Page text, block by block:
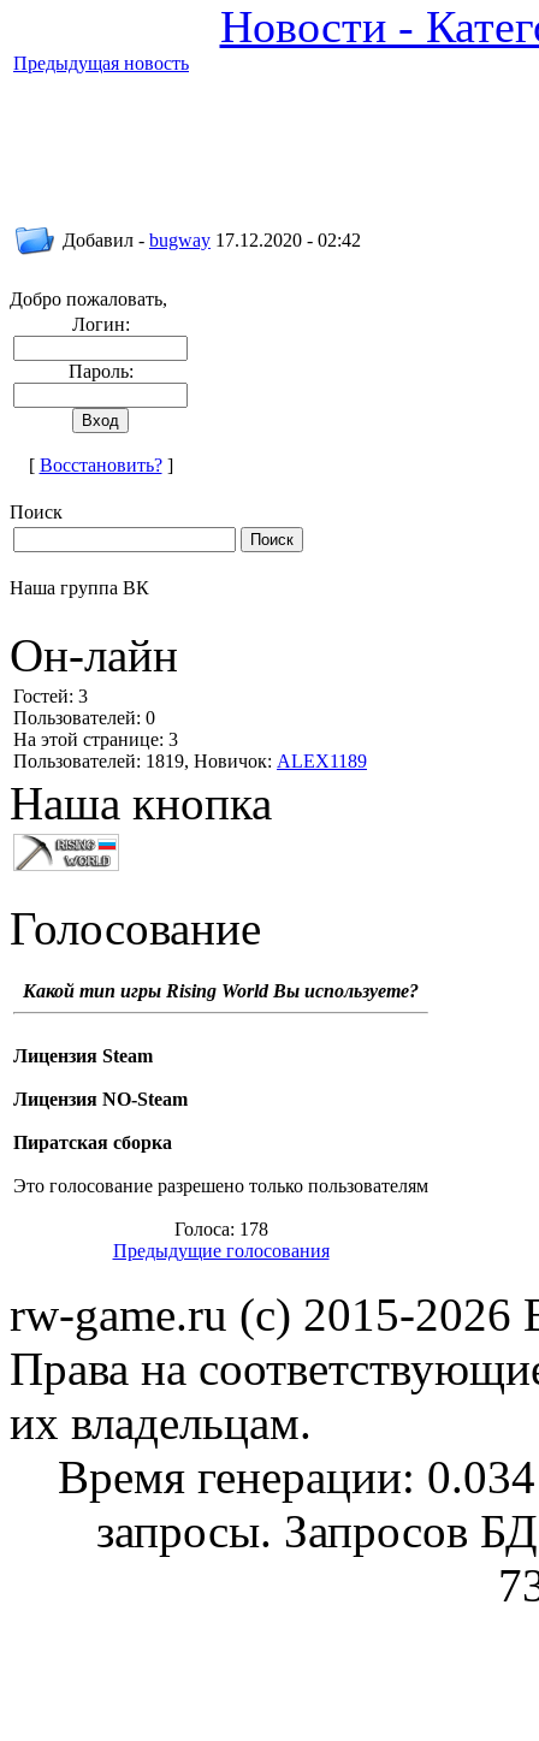
Новости -
Предыдущая новость
Добавил - bugway 17.12.2020 - 02:42
Добро пожаловать,
Логин:
Пароль:
[ Восстановить?]
Поиск
Наша группа ВК
Он-лайн
Гостей: 3
Пользователей: 0
На этой странице: 3
Пользователей: 1819, Новичок: ALEX1189
Наша кнопка
Голосование
Какой тип игры Rising World Вы используете?
Лицензия Steam
Лицензия NO-Steam
Пиратская сборка
Это голосование разрешено только пользователям
Голоса: 178
Предыдущие голосования
rw-game.ru (c) 2015-2026
Права на
их владельцам.
Время генерации:
запросы. Запросов